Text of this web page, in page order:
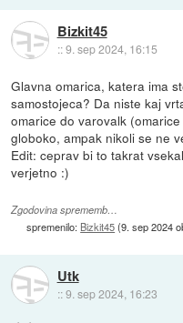
Bizkit45
::9. sep 2024, 16:15
Glavna omarica, katera ima
samostojeca? Da niste kaj
omarice do varovalk
globoko, ampak nikoli se ne
Edit: ceprav bi to takrat
verjetno :)
Zgodovina sprememb…
spremenilo: Bizkit45(9. sep 2024
Utk
::9. sep 2024, 16:23